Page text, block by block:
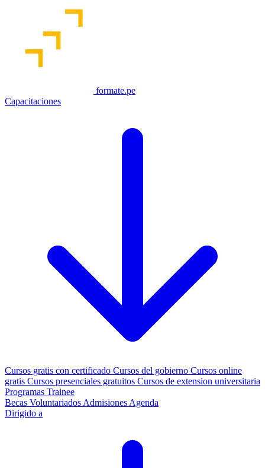
formate.pe
Capacitaciones
Cursos gratis con certificado Cursos del gobierno Cursos online
gratis Cursos presenciales gratuitos Cursos de extension universitaria
Programas Trainee
Becas Voluntariados Admisiones Agenda
Dirigido a